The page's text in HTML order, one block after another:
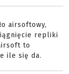
airsoftowy,
repliki
to
ile się da.